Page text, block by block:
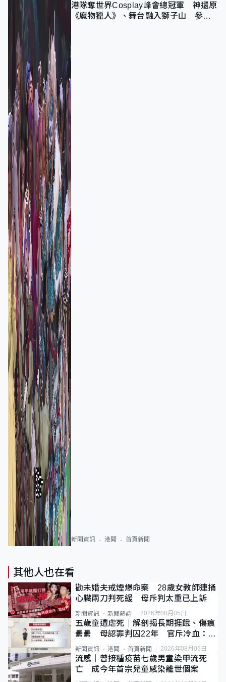
港隊奪世界Cosplay峰會總冠軍 神還原
《魔物獵人》、舞台融入獅子山 參賽
新聞資訊 港聞 首頁新聞
其他人也在看
勸未婚夫戒煙爆命案 28歲女教師連捅
心臟兩刀判死緩 母斥判太重已上訴
新聞資訊 新聞熱話 2026年08月05日
五歲童遭虐死｜解剖揭長期捱餓、傷痕
纍纍 母認罪判囚22年 官斥冷血：同
類案最惡劣
新聞資訊 港聞 首頁新聞 2026年08月05日
流感｜曾接種疫苗七歲男童染甲流死
亡 成今年首宗兒童感染離世個案